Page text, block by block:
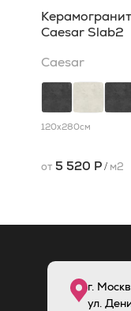
Керамогранит
Caesar Slab2
Caesar
120x280см
от 5 520 Р/ м2
г.
ул.